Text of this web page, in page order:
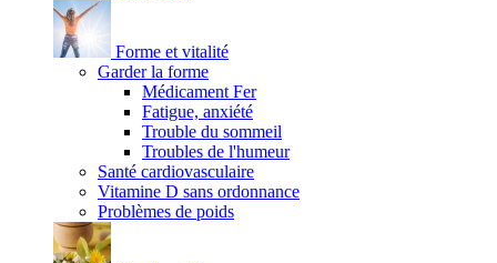
Forme et vitalité
Garder la forme
Médicament Fer
Fatigue, anxiété
Trouble du sommeil
Troubles de l'humeur
Santé cardiovasculaire
Vitamine D sans ordonnance
Problèmes de poids